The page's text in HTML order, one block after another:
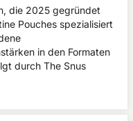
die 2025 gegründet
Pouches spezialisiert
in den Formaten
durch The Snus